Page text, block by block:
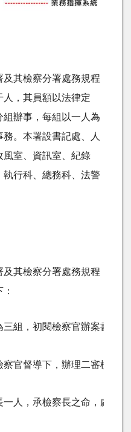
其檢察分署處務規程
，其員額以法律定
辦事，每組以一人為
。本署設書記處、人
室、資訊室、紀錄
行科、總務科、法警
其檢察分署處務規程
組，初閱檢察官辦案書類
官督導下，辦理二審檢察
人，承檢察長之命，處理